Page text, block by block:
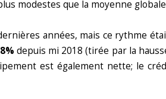
modestes que la moyenne
années, mais ce rythme
depuis mi 2018 (tirée par la
est également nette; le